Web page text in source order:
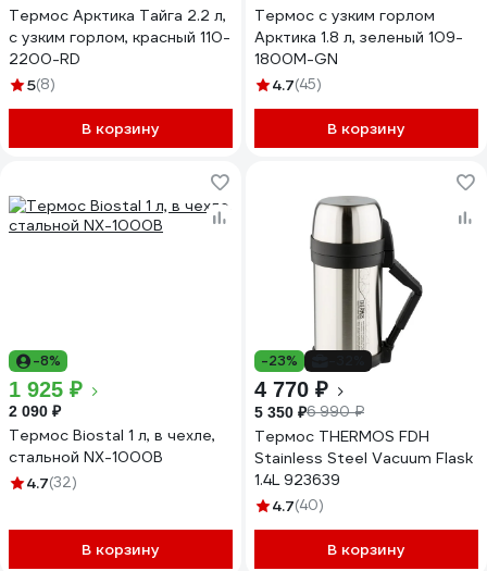
Термос Арктика Тайга 2.2 л,
с узким горлом, красный 110-
2200-RD
5(8)
В корзину
Термос с узким горлом
Арктика 1.8 л, зеленый 109-
1800М-GN
4.7(45)
В корзину
-8%
1 925 ₽
2 090 ₽
Термос Biostal 1 л, в чехле,
стальной NX-1000B
4.7(32)
В корзину
-23%
4 770 ₽
5 350 ₽6 990 ₽
Термос THERMOS FDH
Stainless Steel Vacuum Flask
1.4L 923639
4.7(40)
В корзину